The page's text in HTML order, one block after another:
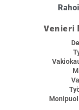
Venieri